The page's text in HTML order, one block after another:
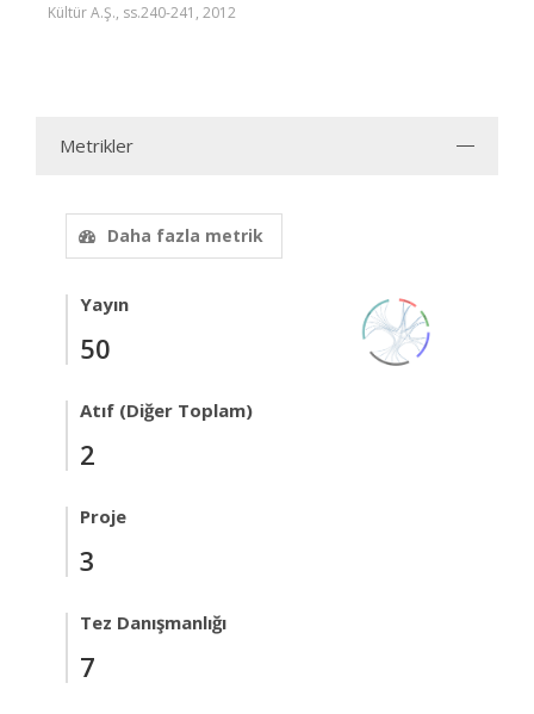
Kültür A.Ş., ss.240-241, 2012
Metrikler
Daha fazla metrik
Yayın
50
Atıf (Diğer Toplam)
2
Proje
3
Tez Danışmanlığı
7